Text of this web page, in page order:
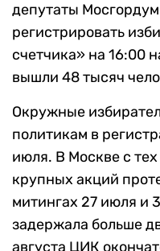
депутаты
регистрировать
счетчика» на 16:00
вышли 48 тысяч
Окружные
политикам в
июля. В Москве с
крупных акций
митингах 27 июля и
задержала больше
августа ЦИК